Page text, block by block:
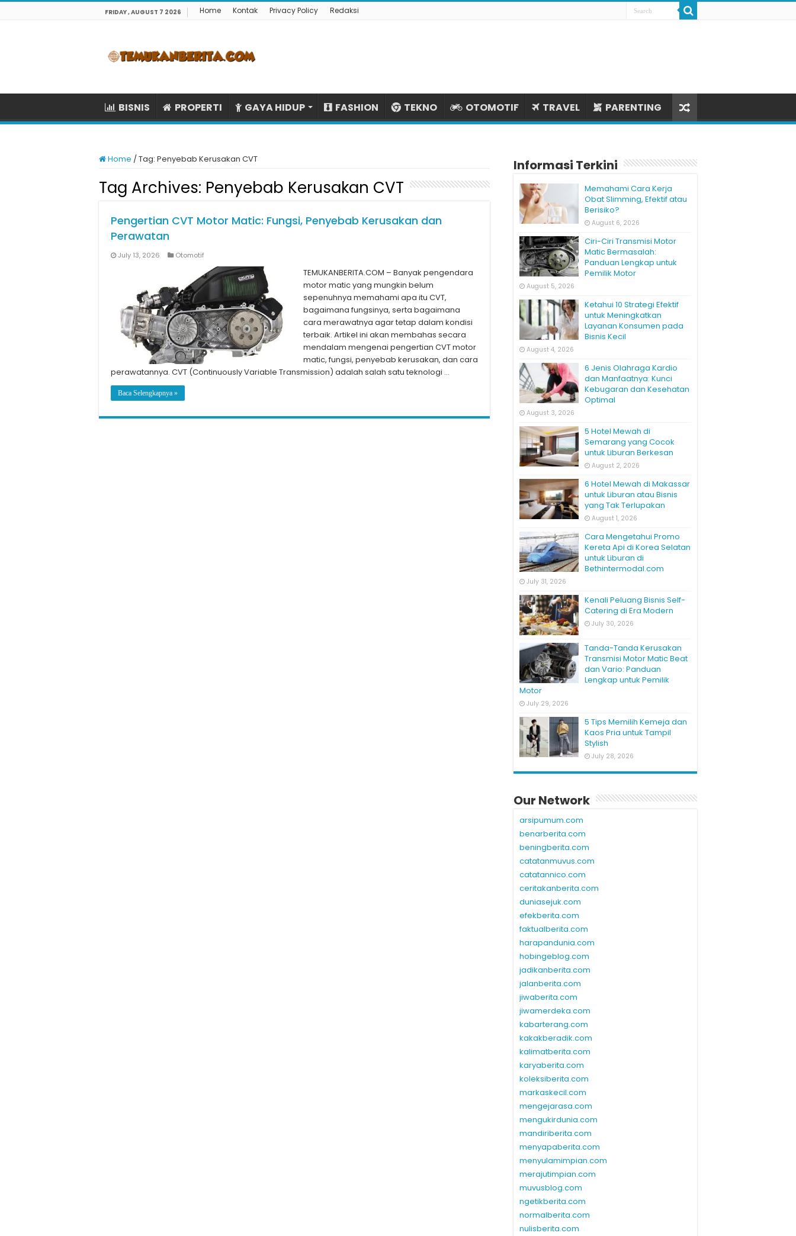
FRIDAY , AUGUST 7 2026 Home Kontak Privacy Policy Redaksi
BISNIS PROPERTI GAYA HIDUP FASHION TEKNO OTOMOTIF TRAVEL PARENTING
Home /Tag: Penyebab Kerusakan CVT
Tag Archives: Penyebab Kerusakan CVT
Pengertian CVT Motor Matic: Fungsi, Penyebab Kerusakan dan
Perawatan
July 13, 2026 Otomotif
TEMUKANBERITA.COM – Banyak pengendara
motor matic yang mungkin belum
sepenuhnya memahami apa itu CVT,
bagaimana fungsinya, serta bagaimana
cara merawatnya agar tetap dalam kondisi
terbaik. Artikel ini akan membahas secara
mendalam mengenai pengertian CVT motor
matic, fungsi, penyebab kerusakan, dan cara
perawatannya. CVT (Continuously Variable Transmission) adalah salah satu teknologi …
Baca Selengkapnya »
Informasi Terkini
Memahami Cara Kerja
Obat Slimming, Efektif atau
Berisiko?
August 6, 2026
Ciri-Ciri Transmisi Motor
Matic Bermasalah:
Panduan Lengkap untuk
Pemilik Motor
August 5, 2026
Ketahui 10 Strategi Efektif
untuk Meningkatkan
Layanan Konsumen pada
Bisnis Kecil
August 4, 2026
6 Jenis Olahraga Kardio
dan Manfaatnya: Kunci
Kebugaran dan Kesehatan
Optimal
August 3, 2026
5 Hotel Mewah di
Semarang yang Cocok
untuk Liburan Berkesan
August 2, 2026
6 Hotel Mewah di Makassar
untuk Liburan atau Bisnis
yang Tak Terlupakan
August 1, 2026
Cara Mengetahui Promo
Kereta Api di Korea Selatan
untuk Liburan di
Bethintermodal.com
July 31, 2026
Kenali Peluang Bisnis Self-
Catering di Era Modern
July 30, 2026
Tanda-Tanda Kerusakan
Transmisi Motor Matic Beat
dan Vario: Panduan
Lengkap untuk Pemilik
Motor
July 29, 2026
5 Tips Memilih Kemeja dan
Kaos Pria untuk Tampil
Stylish
July 28, 2026
Our Network
arsipumum.com
benarberita.com
beningberita.com
catatanmuvus.com
catatannico.com
ceritakanberita.com
duniasejuk.com
efekberita.com
faktualberita.com
harapandunia.com
hobingeblog.com
jadikanberita.com
jalanberita.com
jiwaberita.com
jiwamerdeka.com
kabarterang.com
kakakberadik.com
kalimatberita.com
karyaberita.com
koleksiberita.com
markaskecil.com
mengejarasa.com
mengukirdunia.com
mandiriberita.com
menyapaberita.com
menyulamimpian.com
merajutimpian.com
muvusblog.com
ngetikberita.com
normalberita.com
nulisberita.com